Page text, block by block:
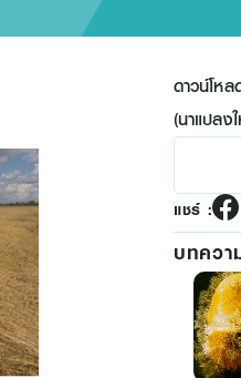
ดาวน์โห
(นาแปลง
แชร์ :
บทคว